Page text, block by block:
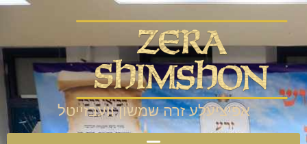
אפיציעלע זרה שמשון וועבזייטל